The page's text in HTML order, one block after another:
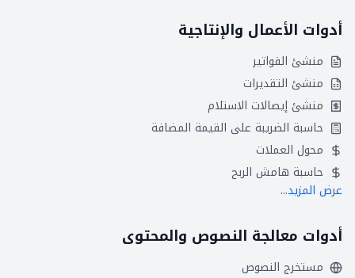
أدوات الأعمال والإنتاجية
منشئ الفواتير
منشئ التقديرات
منشئ إيصالات الاستلام
حاسبة الضريبة على القيمة المضافة
محول العملات
حاسبة هامش الربح
عرض المزيد...
أدوات معالجة النصوص والمحتوى
مستخرج النصوص